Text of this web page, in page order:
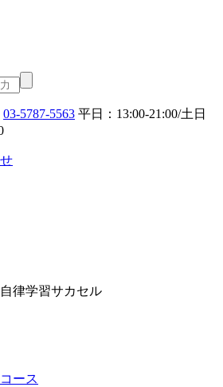
03-5787-5563 平日：13:00-21:00/土日
律学習サカセル
ース